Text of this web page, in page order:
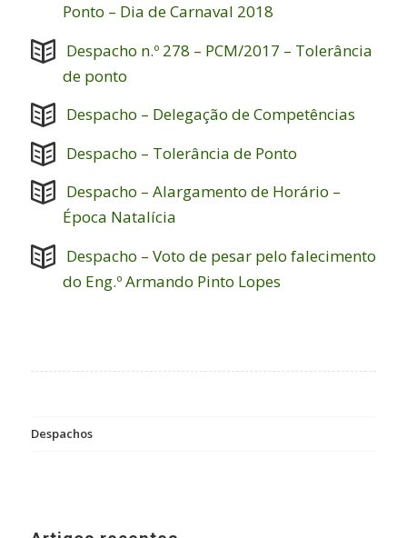
Ponto – Dia de Carnaval 2018
Despacho n.º 278 – PCM/2017 – Tolerância
de ponto
Despacho – Delegação de Competências
Despacho – Tolerância de Ponto
Despacho – Alargamento de Horário –
Época Natalícia
Despacho – Voto de pesar pelo falecimento
do Eng.º Armando Pinto Lopes
Despachos